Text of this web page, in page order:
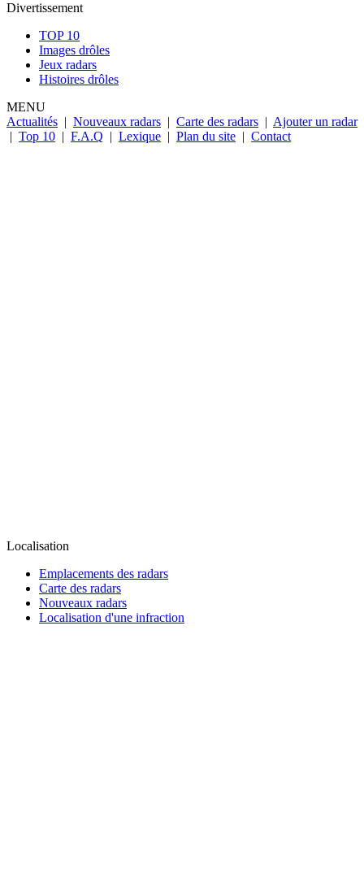
Divertissement
TOP 10
Images drôles
Jeux radars
Histoires drôles
MENU
Actualités | Nouveaux radars | Carte des radars | Ajouter un radar
| Top 10 | F.A.Q | Lexique | Plan du site | Contact
Localisation
Emplacements des radars
Carte des radars
Nouveaux radars
Localisation d'une infraction